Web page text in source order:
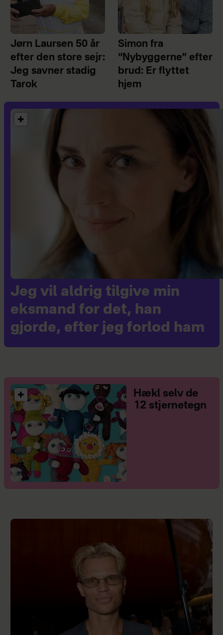
Jørn Laursen 50 år
efter den store sejr:
Jeg savner stadig
Tarok
Simon fra
“Nybyggerne” efter
brud: Er flyttet
hjem
Jeg vil aldrig tilgive min
eksmand for det, han
gjorde, efter jeg forlod ham
Hækl selv de
12 stjernetegn